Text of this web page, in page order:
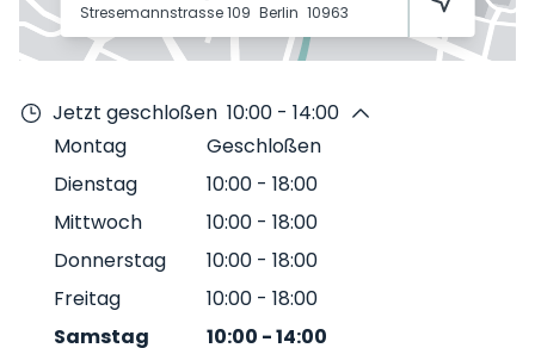
Stresemannstrasse 109 Berlin 10963
Jetzt geschloßen 10:00 - 14:00
Montag
Geschloßen
Dienstag
10:00 - 18:00
Mittwoch
10:00 - 18:00
Donnerstag
10:00 - 18:00
Freitag
10:00 - 18:00
Samstag
10:00 -14:00